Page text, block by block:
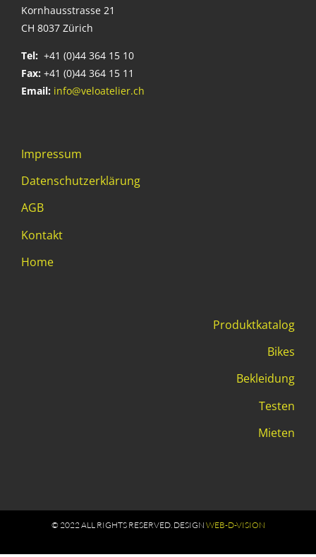
Kornhausstrasse 21
CH 8037 Zürich
Tel: +41 (0)44 364 15 10
Fax: +41 (0)44 364 15 11
Email: info@veloatelier.ch
Impressum
Datenschutzerklärung
AGB
Kontakt
Home
Produktkatalog
Bikes
Bekleidung
Testen
Mieten
© 2022 ALL RIGHTS RESERVED​. DESIGN WEB-D-VISION